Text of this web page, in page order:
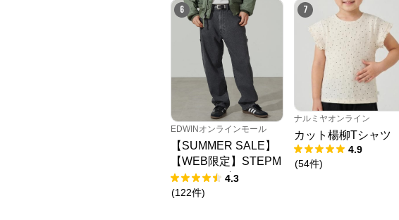
6
EDWINオンラインモール
【SUMMER SALE】
【WEB限定】STEPM
ARK ルーズペインタ
ーパンツ
4.3
(122件)
7
ナルミヤオンライン
カット楊柳Tシャツ
4.9
(54件)